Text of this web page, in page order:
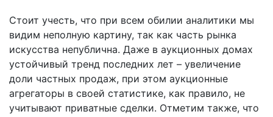
Стоит учесть, что при всем обилии аналитики мы
видим неполную картину, так как часть рынка
искусства непублична. Даже в аукционных домах
устойчивый тренд последних лет – увеличение
доли частных продаж, при этом аукционные
агрегаторы в своей статистике, как правило, не
учитывают приватные сделки. Отметим также, что